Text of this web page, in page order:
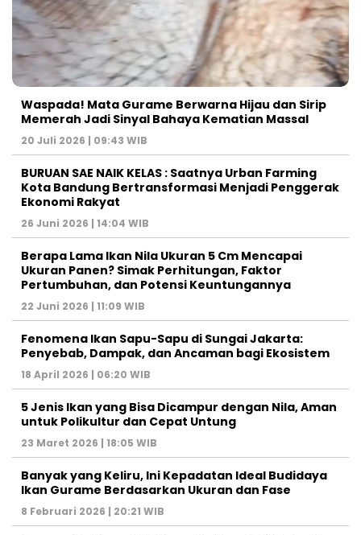
Waspada! Mata Gurame Berwarna Hijau dan Sirip
Memerah Jadi Sinyal Bahaya Kematian Massal
20 Juli 2026 | 09:43 WIB
BURUAN SAE NAIK KELAS : Saatnya Urban Farming
Kota Bandung Bertransformasi Menjadi Penggerak
Ekonomi Rakyat
26 Juni 2026 | 14:04 WIB
Berapa Lama Ikan Nila Ukuran 5 Cm Mencapai
Ukuran Panen? Simak Perhitungan, Faktor
Pertumbuhan, dan Potensi Keuntungannya
22 Juni 2026 | 11:09 WIB
Fenomena Ikan Sapu-Sapu di Sungai Jakarta:
Penyebab, Dampak, dan Ancaman bagi Ekosistem
18 April 2026 | 06:20 WIB
5 Jenis Ikan yang Bisa Dicampur dengan Nila, Aman
untuk Polikultur dan Cepat Untung
23 Maret 2026 | 18:05 WIB
Banyak yang Keliru, Ini Kepadatan Ideal Budidaya
Ikan Gurame Berdasarkan Ukuran dan Fase
8 Februari 2026 | 20:21 WIB